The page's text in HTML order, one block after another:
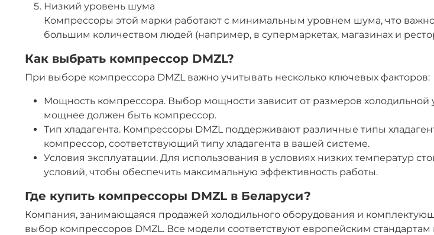
Низкий уровень шума
Компрессоры этой марки работают с минимальным уровнем шума, что
большим количеством людей (например, в супермаркетах, магазинах и
Как выбрать компрессор DMZL?
При выборе компрессора DMZL важно учитывать несколько ключевых факторов:
Мощность компрессора. Выбор мощности зависит от размеров
мощнее должен быть компрессор.
Тип хладагента. Компрессоры DMZL поддерживают различные типы
компрессор, соответствующий типу хладагента в вашей системе.
Условия эксплуатации. Для использования в условиях низких температур
условий, чтобы обеспечить максимальную эффективность работы.
Где купить компрессоры DMZL в Беларуси?
Компания, занимающаяся продажей холодильного оборудования и
выбор компрессоров DMZL. Все модели соответствуют европейским стандартам